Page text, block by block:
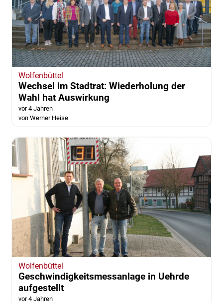
Wolfenbüttel
Wechsel im Stadtrat: Wiederholung der
Wahl hat Auswirkung
vor 4 Jahren
von Werner Heise
Wolfenbüttel
Geschwindigkeitsmessanlage in Uehrde
aufgestellt
vor 4 Jahren